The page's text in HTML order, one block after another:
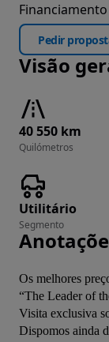
Pedir
Visão
40 550 km
Quilómetros
Utilitário
Segmento
Os melhores
“The Leader of
Visita exclusiva
Dispomos ainda